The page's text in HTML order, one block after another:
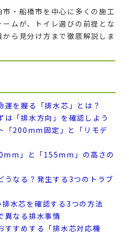
・船橋市を中心に多くの施工
ムが、トイレ選びの前提とな
ら見分け方まで徹底解説しま
を握る「排水芯」とは？
は「排水方向」を確認しよう
「200mm固定」と「リモデ
」と「155mm」の高さの
うなる？発生する3つのトラブ
水芯を確認する3つの方法
異なる排水事情
すすめする「排水芯対応機